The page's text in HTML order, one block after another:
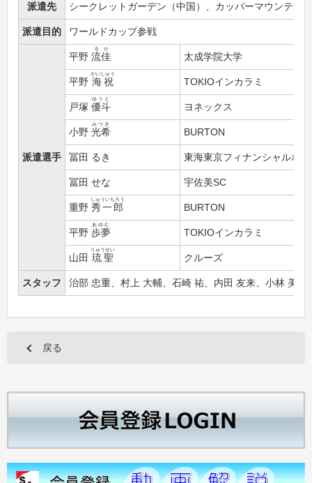
派遣先 シークレットガーデン（中国）、カッパーマウンテン
派遣目的 ワールドカップ参戦
派遣選手
平野 流佳
るか
太成学院大学
平野 海祝
かいしゅう
TOKIOインカラミ
戸塚 優斗
ゆうと
ヨネックス
小野 光希
みつき
BURTON
冨田 るき 東海東京フィナンシャルホ
冨田 せな 宇佐美SC
重野 秀一郎
しゅういちろう
BURTON
平野 歩夢
あゆむ
TOKIOインカラミ
山田 琉聖
りゅうせい
クルーズ
スタッフ 治部 忠重、村上 大輔、石崎 祐、内田 友来、小林 美
戻る